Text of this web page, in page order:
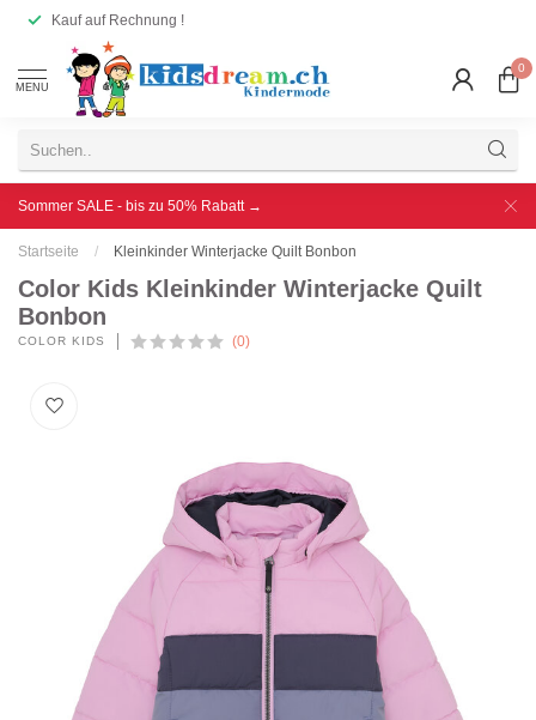
Kauf auf Rechnung !
MENU
0
Sommer SALE - bis zu 50% Rabatt →
Startseite / Kleinkinder Winterjacke Quilt Bonbon
Color Kids Kleinkinder Winterjacke Quilt
Bonbon
COLOR KIDS (0)